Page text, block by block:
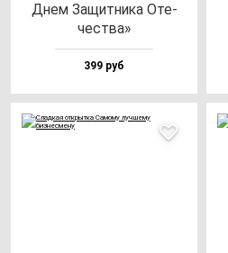
Днем Защит­ни­ка Оте­
чес­тва»
399 руб